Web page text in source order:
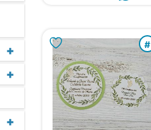
+
+
+
#